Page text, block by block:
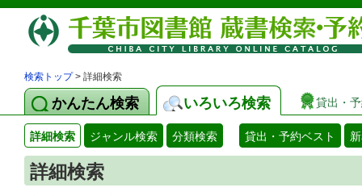
検索トップ> 詳細検索
かんたん検索 いろいろ検索 貸出・
詳細検索 ジャンル検索 分類検索 貸出・予約ベスト
詳細検索